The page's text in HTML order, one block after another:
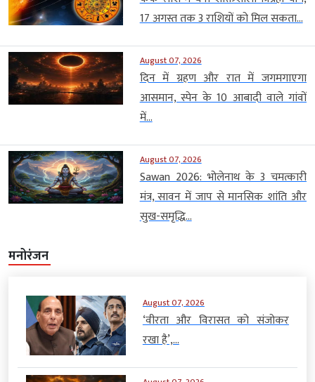
17 अगस्त तक 3 राशियों को मिल सकता...
August 07, 2026
दिन में ग्रहण और रात में जगमगाएगा
आसमान, स्पेन के 10 आबादी वाले गांवों
में...
August 07, 2026
Sawan 2026: भोलेनाथ के 3 चमत्कारी
मंत्र, सावन में जाप से मानसिक शांति और
सुख-समृद्धि...
मनोरंजन
August 07, 2026
‘वीरता और विरासत को संजोकर
रखा है’,...